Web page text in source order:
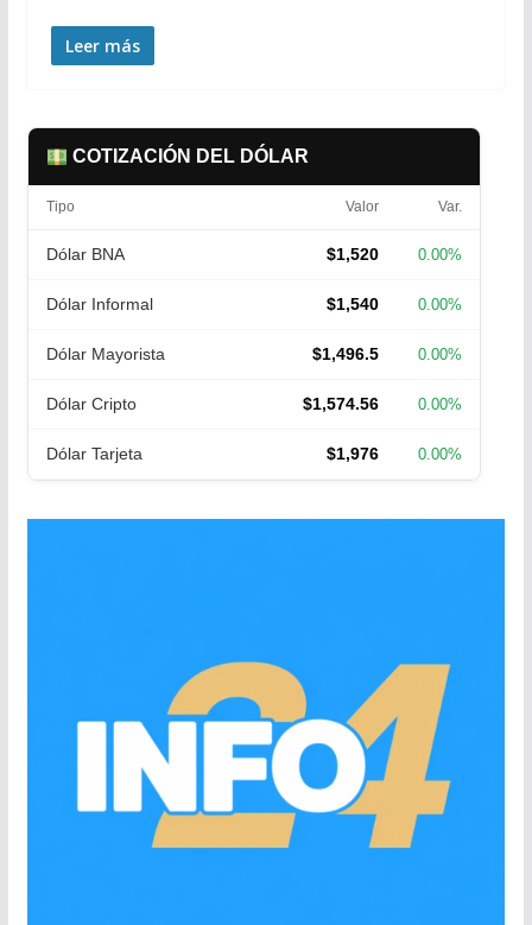
Leer más
COTIZACIÓN DEL DÓLAR
Tipo Valor Var.
Dólar BNA $1,520 0.00%
Dólar Informal $1,540 0.00%
Dólar Mayorista $1,496.5 0.00%
Dólar Cripto $1,574.56 0.00%
Dólar Tarjeta $1,976 0.00%